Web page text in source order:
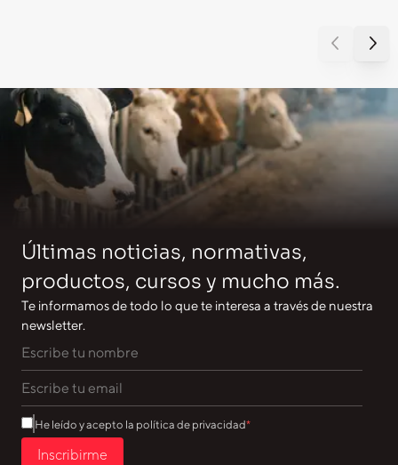
Últimas noticias, normativas,
productos, cursos y mucho más.
Te informamos de todo lo que te interesa a través de nuestra
newsletter.
He leído y acepto la política de privacidad
Inscribirme